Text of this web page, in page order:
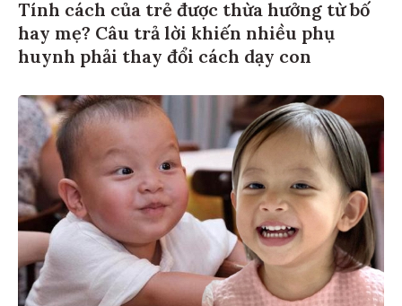
Tính cách của trẻ được thừa hưởng từ bố
hay mẹ? Câu trả lời khiến nhiều phụ
huynh phải thay đổi cách dạy con